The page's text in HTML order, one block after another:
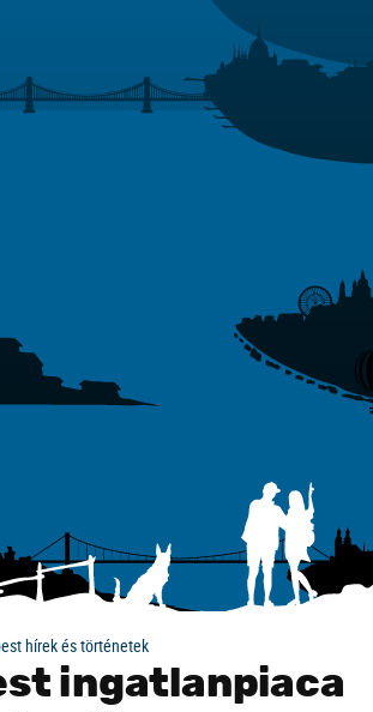
hírek és történetek
ingatlanpiaca